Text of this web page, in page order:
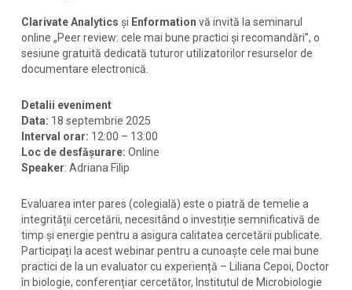
Clarivate Analytics și Enformation vă invită la seminarul
online „Peer review: cele mai bune practici și recomandări”, o
sesiune gratuită dedicată tuturor utilizatorilor resurselor de
documentare electronică.
Detalii eveniment
Data: 18 septembrie 2025
Interval orar: 12:00 – 13:00
Loc de desfășurare: Online
Speaker: Adriana Filip
Evaluarea inter pares (colegială) este o piatră de temelie a
integrității cercetării, necesitând o investiție semnificativă de
timp și energie pentru a asigura calitatea cercetării publicate.
Participați la acest webinar pentru a cunoaște cele mai bune
practici de la un evaluator cu experiență – Liliana Cepoi, Doctor
în biologie, conferențiar cercetător, Institutul de Microbiologie